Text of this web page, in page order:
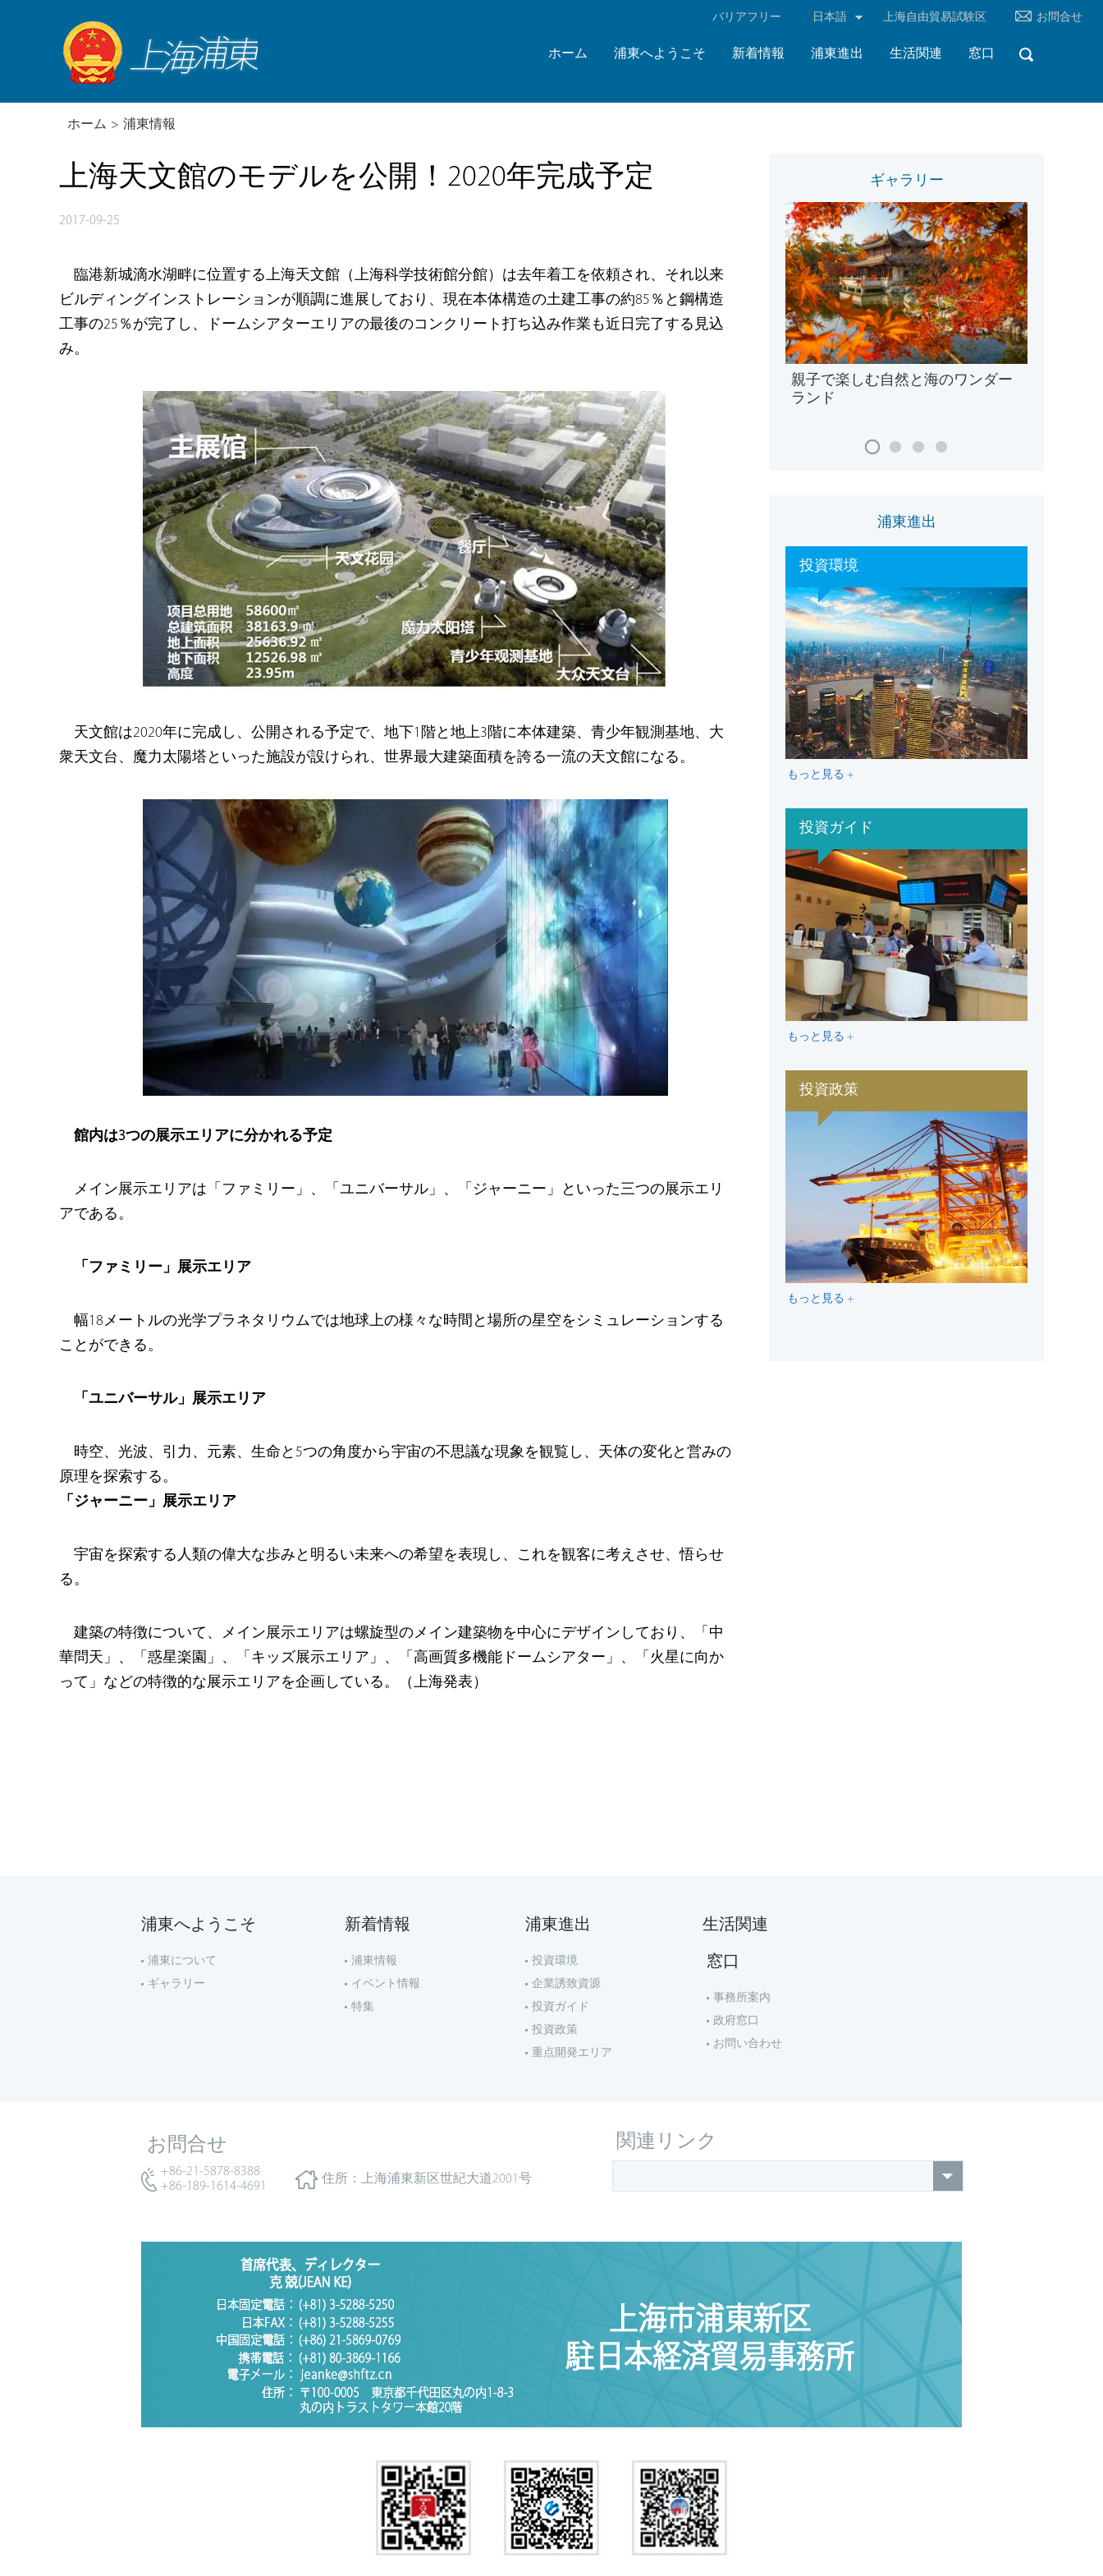
‌バリアフリー 日本語 上海自由貿易試験区 お問合せ
ホーム 浦東へようこそ 新着情報 浦東進出 生活関連 窓口
ホーム > 浦東情報
上海天文館のモデルを公開！2020年完成予定
2017-09-25
臨港新城滴水湖畔に位置する上海天文館（上海科学技術館分館）は去年着工を依頼され、それ以来
ビルディングインストレーションが順調に進展しており、現在本体構造の土建工事の約85％と鋼構造
工事の25％が完了し、ドームシアターエリアの最後のコンクリート打ち込み作業も近日完了する見込
み。
天文館は2020年に完成し、公開される予定で、地下1階と地上3階に本体建築、青少年観測基地、大
衆天文台、魔力太陽塔といった施設が設けられ、世界最大建築面積を誇る一流の天文館になる。
館内は3つの展示エリアに分かれる予定
メイン展示エリアは「ファミリー」、「ユニバーサル」、「ジャーニー」といった三つの展示エリ
アである。
「ファミリー」展示エリア
幅18メートルの光学プラネタリウムでは地球上の様々な時間と場所の星空をシミュレーションする
ことができる。
「ユニバーサル」展示エリア
時空、光波、引力、元素、生命と5つの角度から宇宙の不思議な現象を観覧し、天体の変化と営みの
原理を探索する。
「ジャーニー」展示エリア
宇宙を探索する人類の偉大な歩みと明るい未来への希望を表現し、これを観客に考えさせ、悟らせ
る。
建築の特徴について、メイン展示エリアは螺旋型のメイン建築物を中心にデザインしており、「中
華問天」、「惑星楽園」、「キッズ展示エリア」、「高画質多機能ドームシアター」、「火星に向か
って」などの特徴的な展示エリアを企画している。（上海発表）
ギャラリー
親子で楽しむ自然と海のワンダー
ランド
浦東進出
投資環境
もっと見る +
投資ガイド
もっと見る +
投資政策
もっと見る +
浦東へようこそ
浦東について
ギャラリー
新着情報
浦東情報
イベント情報
特集
浦東進出
投資環境
企業誘致資源
投資ガイド
投資政策
重点開発エリア
生活関連
窓口
事務所案内
政府窓口
お問い合わせ
お問合せ
+86-21-5878-8388
+86-189-1614-4691
住所：上海浦東新区世紀大道2001号
関連リンク